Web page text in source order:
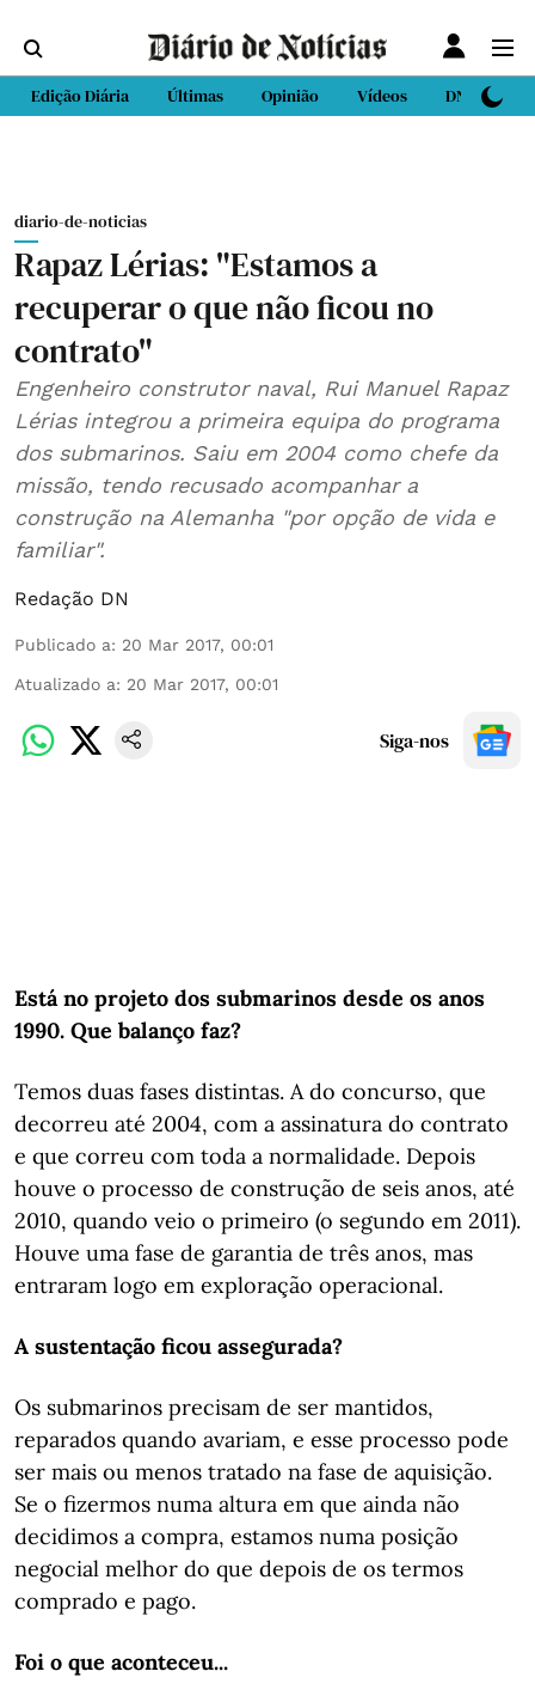
Edição Diária Últimas Opinião Vídeos DN Sport
diario-de-noticias
Rapaz Lérias: "Estamos a
recuperar o que não ficou no
contrato"
Engenheiro construtor naval, Rui Manuel Rapaz
Lérias integrou a primeira equipa do programa
dos submarinos. Saiu em 2004 como chefe da
missão, tendo recusado acompanhar a
construção na Alemanha "por opção de vida e
familiar".
Redação DN
Publicado a: 20 Mar 2017, 00:01
Atualizado a: 20 Mar 2017, 00:01
Siga-nos
Está no projeto dos submarinos desde os anos
1990. Que balanço faz?
Temos duas fases distintas. A do concurso, que
decorreu até 2004, com a assinatura do contrato
e que correu com toda a normalidade. Depois
houve o processo de construção de seis anos, até
2010, quando veio o primeiro (o segundo em 2011).
Houve uma fase de garantia de três anos, mas
entraram logo em exploração operacional.
A sustentação ficou assegurada?
Os submarinos precisam de ser mantidos,
reparados quando avariam, e esse processo pode
ser mais ou menos tratado na fase de aquisição.
Se o fizermos numa altura em que ainda não
decidimos a compra, estamos numa posição
negocial melhor do que depois de os termos
comprado e pago.
Foi o que aconteceu...